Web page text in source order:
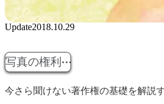
Update2018.10.29
写真の権利
今さら聞けない著作権の基礎を解説